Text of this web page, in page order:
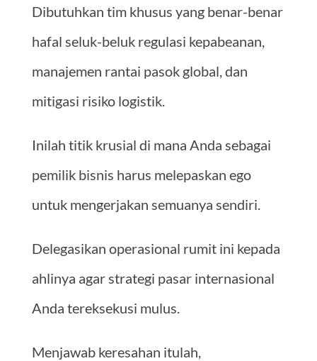
Dibutuhkan tim khusus yang benar-benar
hafal seluk-beluk regulasi kepabeanan,
manajemen rantai pasok global, dan
mitigasi risiko logistik.
Inilah titik krusial di mana Anda sebagai
pemilik bisnis harus melepaskan ego
untuk mengerjakan semuanya sendiri.
Delegasikan operasional rumit ini kepada
ahlinya agar strategi pasar internasional
Anda tereksekusi mulus.
Menjawab keresahan itulah,